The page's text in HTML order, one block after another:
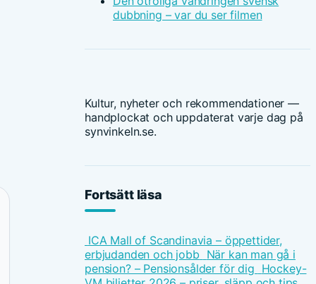
dubbning – var du ser filmen
Kultur, nyheter och rekommendationer —
handplockat och uppdaterat varje dag på
synvinkeln.se.
Fortsätt läsa
ICA Mall of Scandinavia – öppettider,
erbjudanden och jobb När kan man gå i
pension? – Pensionsålder för dig Hockey-